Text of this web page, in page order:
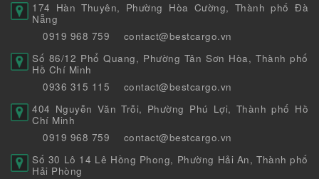
174 Hàn Thuyên, Phường Hòa Cường, Thành phố Đà
Nẵng
0919 968 759
contact@bestcargo.vn
Số 86/12 Phổ Quang, Phường Tân Sơn Hòa, Thành phố
Hồ Chí Minh
0936 315 115
contact@bestcargo.vn
404 Nguyễn Văn Trỗi, Phường Phú Lợi, Thành phố Hồ
Chí Minh
0919 968 759
contact@bestcargo.vn
Số 30 Lô 14 Lê Hồng Phong, Phường Hải An, Thành phố
Hải Phòng